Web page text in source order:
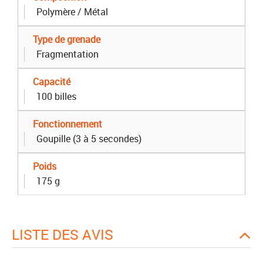
Polymère / Métal
Type de grenade
Fragmentation
Capacité
100 billes
Fonctionnement
Goupille (3 à 5 secondes)
Poids
175 g
LISTE DES AVIS